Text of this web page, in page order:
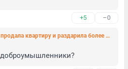
+5 –0
В Петербурге пенсионерка продала квартиру и раздарила более 7 миллионов. Полиция ищет кому